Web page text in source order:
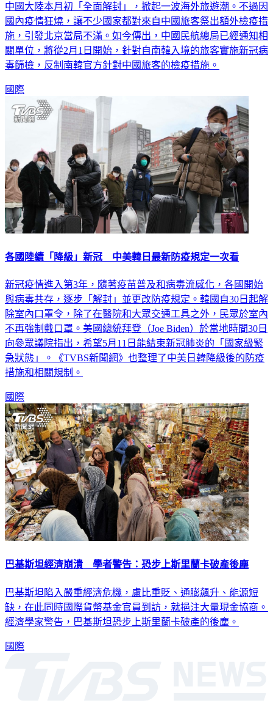
中國大陸本月初「全面解封」，掀起一波海外旅遊潮。不過因
國內疫情狂燒，讓不少國家都對來自中國旅客祭出額外檢疫措
施，引發北京當局不滿。如今傳出，中國民航總局已經通知相
關單位，將從2月1日開始，針對自南韓入境的旅客實施新冠病
毒篩檢，反制南韓官方針對中國旅客的檢疫措施。
國際
各國陸續「降級」新冠 中美韓日最新防疫規定一次看
新冠疫情進入第3年，隨著疫苗普及和病毒流感化，各國開始
與病毒共存，逐步「解封」並更改防疫規定。韓國自30日起解
除室內口罩令，除了在醫院和大眾交通工具之外，民眾於室內
不再強制戴口罩。美國總統拜登（Joe Biden）於當地時間30日
向參眾議院指出，希望5月11日能結束新冠肺炎的「國家級緊
急狀態」。《TVBS新聞網》也整理了中美日韓降級後的防疫
措施和相關規制。
國際
巴基斯坦經濟崩潰 學者警告：恐步上斯里蘭卡破產後塵
巴基斯坦陷入嚴重經濟危機，盧比重貶、通膨飆升、能源短
缺，在此同時國際貨幣基金官員到訪，就挹注大量現金協商。
經濟學家警告，巴基斯坦恐步上斯里蘭卡破產的後塵。
國際